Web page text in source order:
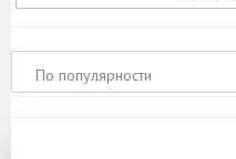
По популярности